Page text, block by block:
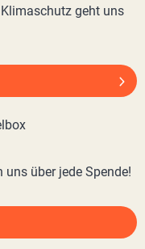
geht uns
über jede Spende!